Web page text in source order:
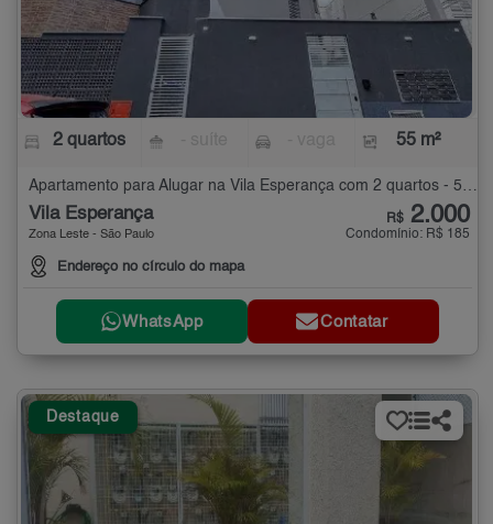
2 quartos 55 m²
Vila Esperança
Zona Leste - São Paulo
Endereço no círculo do mapa
R$ 2.000
Condomínio: R$ 185
WhatsApp Contatar
Destaque